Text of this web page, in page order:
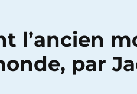
l’ancien
par